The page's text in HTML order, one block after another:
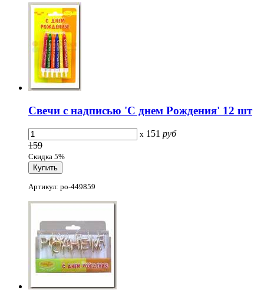
Свечи с надписью 'С днем Рождения' 12 шт
x 151 руб
159
Скидка 5%
Артикул: po-449859